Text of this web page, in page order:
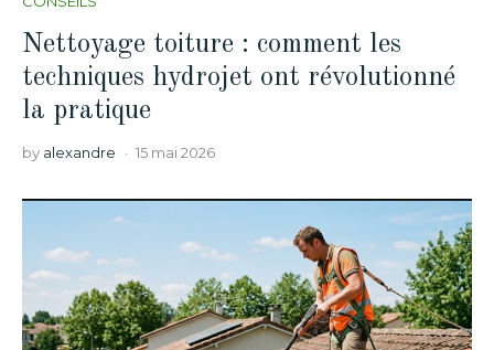
Nettoyage toiture : comment les
techniques hydrojet ont révolutionné
la pratique
by alexandre 15 mai 2026